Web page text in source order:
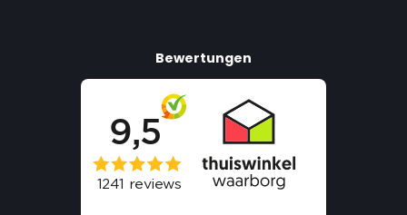
Bewertungen